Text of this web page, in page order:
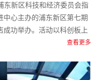
东新区科技和经济委员会指
心主办的浦东新区第七期
成功举办。活动以科创板上
查看更多